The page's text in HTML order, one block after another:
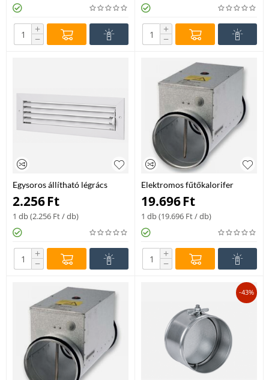
+
−
+
−
Egysoros állítható légrács
325x125
2.256Ft
1 db (2.256 Ft/ db)
+
−
Elektromos fűtőkalorifer
NA315 3,0kW
19.696Ft
1 db (19.696 Ft/ db)
+
−
-43%